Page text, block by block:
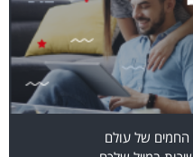
החמים של עולם